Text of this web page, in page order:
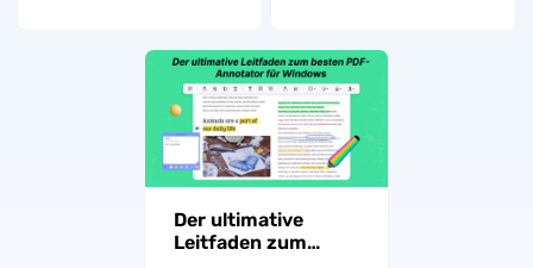
Der ultimative
Leitfaden zum